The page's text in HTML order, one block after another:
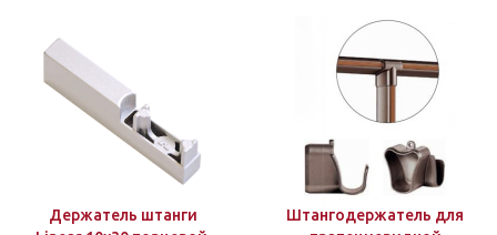
Держатель штанги
Штангодержатель для